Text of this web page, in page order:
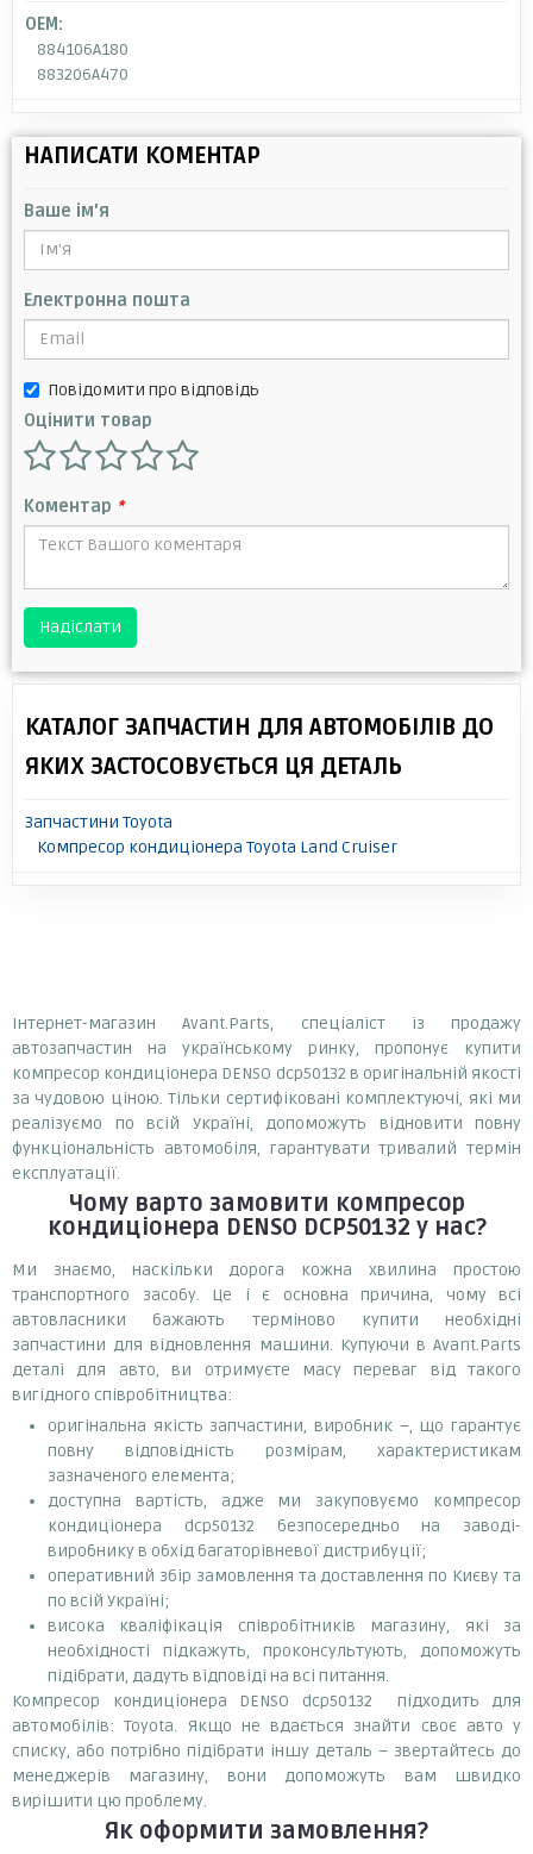
OEM:
884106A180
883206A470
НАПИСАТИ КОМЕНТАР
Ваше ім'я
Електронна пошта
Повідомити про відповідь
Оцінити товар
Коментар *
Надіслати
КАТАЛОГ ЗАПЧАСТИН ДЛЯ АВТОМОБІЛІВ ДО
ЯКИХ ЗАСТОСОВУЄТЬСЯ ЦЯ ДЕТАЛЬ
Запчастини Toyota
Компресор кондиціонера Toyota Land Cruiser
Інтернет-магазин Avant.Parts, спеціаліст із продажу
автозапчастин на українському ринку, пропонує купити
компресор кондиціонера DENSO dcp50132 в оригінальній якості
за чудовою ціною. Тільки сертифіковані комплектуючі, які ми
реалізуємо по всій Україні, допоможуть відновити повну
функціональність автомобіля, гарантувати тривалий термін
експлуатації.
Чому варто замовити компресор
кондиціонера DENSO DCP50132 у нас?
Ми знаємо, наскільки дорога кожна хвилина простою
транспортного засобу. Це і є основна причина, чому всі
автовласники бажають терміново купити необхідні
запчастини для відновлення машини. Купуючи в Avant.Parts
деталі для авто, ви отримуєте масу переваг від такого
вигідного співробітництва:
оригінальна якість запчастини, виробник –, що гарантує
повну відповідність розмірам, характеристикам
зазначеного елемента;
доступна вартість, адже ми закуповуємо компресор
кондиціонера dcp50132 безпосередньо на заводі-
виробнику в обхід багаторівневої дистрибуції;
оперативний збір замовлення та доставлення по Києву та
по всій Україні;
висока кваліфікація співробітників магазину, які за
необхідності підкажуть, проконсультують, допоможуть
підібрати, дадуть відповіді на всі питання.
Компресор кондиціонера DENSO dcp50132 підходить для
автомобілів: Toyota. Якщо не вдається знайти своє авто у
списку, або потрібно підібрати іншу деталь – звертайтесь до
менеджерів магазину, вони допоможуть вам швидко
вирішити цю проблему.
Як оформити замовлення?